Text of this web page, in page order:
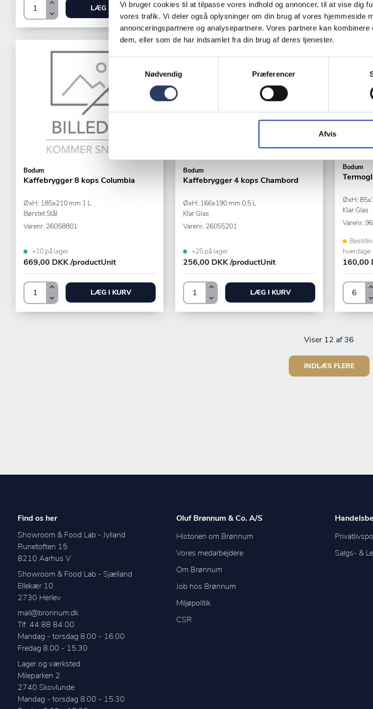
Vi bruger cookies til at tilpasse vores indhold og annoncer, til at vise dig
vores trafik. Vi deler også oplysninger om din brug af vores hjemmeside
annonceringspartnere og analysepartnere. Vores partnere kan
dem, eller som de har indsamlet fra din brug af deres tjenester.
Nødvendig
Præferencer
Afvis
LÆG I KURV LÆG I KURV
Bodum
Kaffebrygger 8 kops Columbia
ØxH: 185x210 mm 1 L
Børstet Stål
Varenr. 26058801
+10 på lager
669,00 DKK /productUnit
LÆG I KURV
Bodum
Kaffebrygger 4 kops Chambord
ØxH: 166x190 mm 0,5 L
Klar Glas
Varenr. 26055201
+25 på lager
256,00 DKK /productUnit
LÆG I KURV
Bodum
ØxH:
Klar Glas
Varenr.
hverdage
160,00
Viser 12 af 36
INDLÆS FLERE
Find os her
Showroom & Food Lab - Jylland
Runetoften 15
8210 Aarhus V
Showroom & Food Lab - Sjælland
Ellekær 10
2730 Herlev
mail@bronnum.dk
Tlf. 44 88 84 00
Mandag - torsdag 8.00 - 16.00
Fredag 8.00 - 15.30
Lager og værksted
Mileparken 2
2740 Skovlunde
Mandag - torsdag 8.00 - 15.30
Oluf Brønnum & Co. A/S
Historien om Brønnum
Vores medarbejdere
Om Brønnum
Job hos Brønnum
Miljøpolitik
CSR
Salgs- &